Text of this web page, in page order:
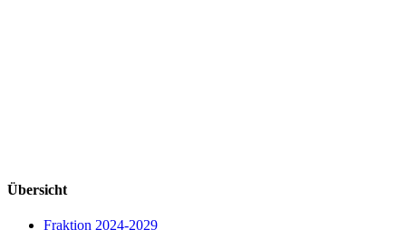
Übersicht
Fraktion 2024-2029